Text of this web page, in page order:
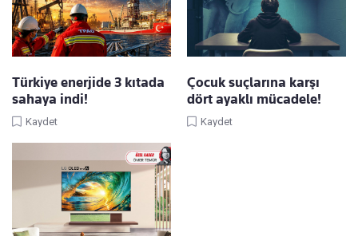
Türkiye enerjide 3 kıtada
sahaya indi!
Kaydet
Çocuk suçlarına karşı
dört ayaklı mücadele!
Kaydet